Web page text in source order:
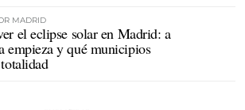
MADRID
el eclipse solar en Madrid: a
empieza y qué municipios